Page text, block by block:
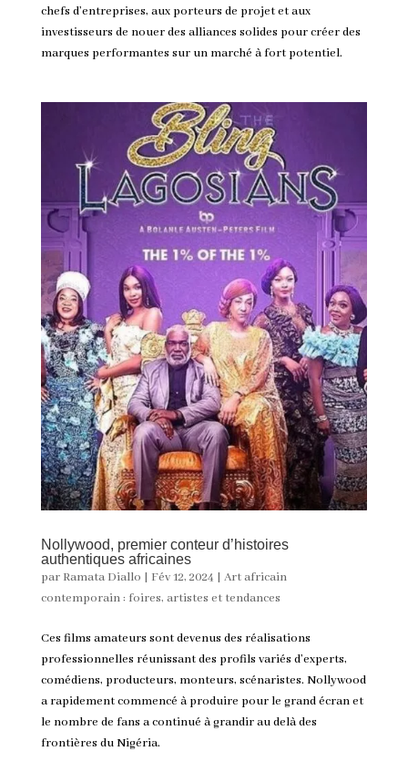
chefs d’entreprises, aux porteurs de projet et aux
investisseurs de nouer des alliances solides pour créer des
marques performantes sur un marché à fort potentiel.
Nollywood, premier conteur d’histoires
authentiques africaines
par Ramata Diallo | Fév 12, 2024 | Art africain
contemporain : foires, artistes et tendances
Ces films amateurs sont devenus des réalisations
professionnelles réunissant des profils variés d’experts,
comédiens, producteurs, monteurs, scénaristes. Nollywood
a rapidement commencé à produire pour le grand écran et
le nombre de fans a continué à grandir au delà des
frontières du Nigéria.